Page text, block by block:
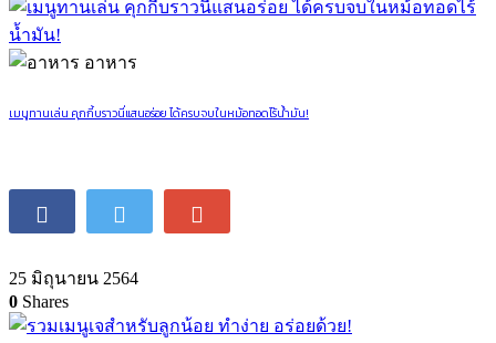
อาหาร
เมนูทานเล่น คุกกี้บราวนี่แสนอร่อย ได้ครบจบในหม้อทอดไร้น้ำมัน!
25 มิถุนายน 2564
0 Shares